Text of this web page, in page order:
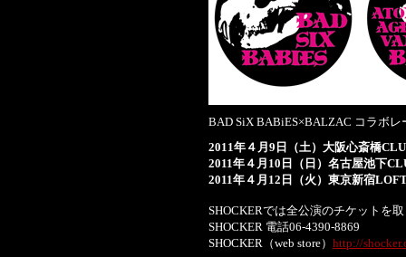
BAD SiX BABiES×BALZAC コラボレ
2011年４月9日（土）大阪心斎橋
2011年４月10日（日）名古屋池下
2011年４月12日（火）東京新宿
SHOCKERでは全公演のチケットを
SHOCKER 電話06-4390-8869
SHOCKER（web store） http://